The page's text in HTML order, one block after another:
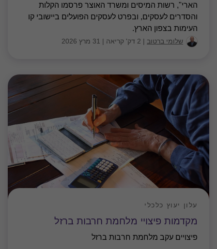
הארי", רשות המיסים ומשרד האוצר פרסמו הקלות
והסדרים לעסקים, ובפרט לעסקים הפועלים ביישובי קו
העימות בצפון הארץ.
שלומי ברטוב | 2 דק' קריאה | 31 מרץ 2026
מקדמות פיצויי מלחמת חרבות ברזל
עלון יעוץ כלכלי
פיצויים עקב מלחמת חרבות ברזל